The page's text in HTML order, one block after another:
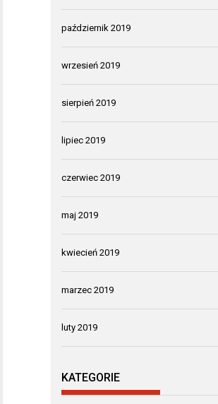
październik 2019
wrzesień 2019
sierpień 2019
lipiec 2019
czerwiec 2019
maj 2019
kwiecień 2019
marzec 2019
luty 2019
KATEGORIE